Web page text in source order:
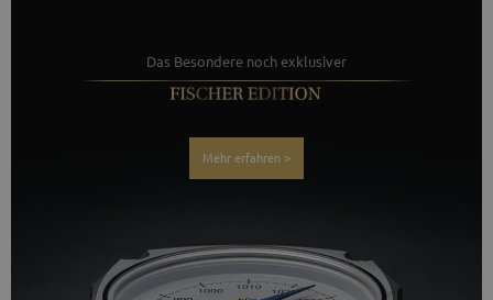
Das Besondere noch exklusiver
Mehr erfahren >